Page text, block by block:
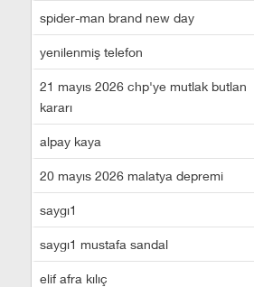
spider-man brand new day
yenilenmiş telefon
21 mayıs 2026 chp'ye mutlak butlan
kararı
alpay kaya
20 mayıs 2026 malatya depremi
saygı1
saygı1 mustafa sandal
elif afra kılıç